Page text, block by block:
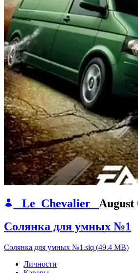
_Le_Chevalier_ August
Солянка для умных №1
Солянка для умных №1.siq (49.4 MB)
Личности